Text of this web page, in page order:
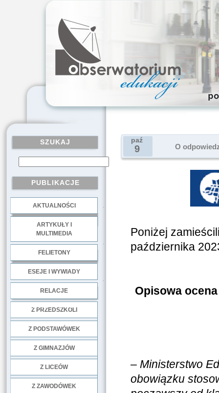
SZUKAJ
PUBLIKACJE
AKTUALNOŚCI
ARTYKUŁY I
MULTIMEDIA
FELIETONY
ESEJE I WYWIADY
RELACJE
Z PRZEDSZKOLI
Z PODSTAWÓWEK
Z GIMNAZJÓW
Z LICEÓW
Z ZAWODÓWEK
paź
9 O
Poniżej
października
Opisowa
– Ministerstwo
obowiązku